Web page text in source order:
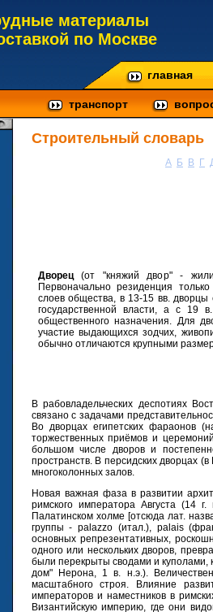
материалы
по Москве
главная
транспорт
Строительный словарь
А Б В Г
Дворец(от "княжий двор" -
Первоначально резиденция
слоев общества, в 13-15 вв.
государственной власти, а с 19
общественного назначения. Для
участие выдающихся зодчих,
обычно отличаются крупными
В рабовладельческих деспотиях
связано с задачами
Во дворцах египетских фараонов
торжественных приёмов и
большом числе дворов и
пространств. В персидских дворцах
многоколонных залов.
Новая важная фаза в развитии
римского императора Августа (14
Палатинском холме [отсюда лат.
группы - palazzo (итал.), palais
основных репрезентативных,
одного или нескольких дворов,
были перекрыты сводами и куполами,
дом" Нерона, 1 в. н.э.).
масштабного строя. Влияние
императоров и наместников в
Византийскую империю, где они